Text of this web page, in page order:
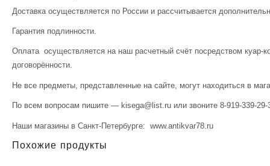
Доставка осуществляется по России и рассчитывается
Гарантия подлинности.
Оплата осуществляется на наш расчетный счёт посредством куар-
договорённости.
Не все предметы, представленные на сайте, могут находиться в
По всем вопросам пишите — kisega@list.ru или звоните 8-919-339-29-
Наши магазины в Санкт-Петербурге: www.antikvar78.ru
Похожие продукты